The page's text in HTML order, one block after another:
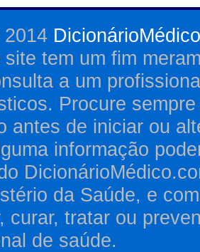
site tem um fim
a um
Procure
antes de iniciar ou
informação
da Saúde, e
curar, tratar ou
de saúde.